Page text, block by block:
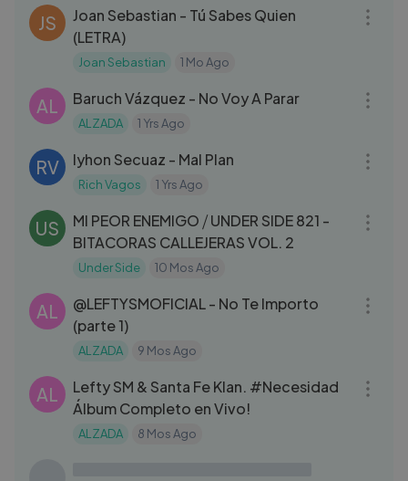
JS
Joan Sebastian - Tú Sabes Quien
(LETRA)
Joan Sebastian 1 Mo Ago
AL Baruch Vázquez - No Voy A Parar
ALZADA 1 Yrs Ago
RV Iyhon Secuaz - Mal Plan
Rich Vagos 1 Yrs Ago
US
MI PEOR ENEMIGO ⧸ UNDER SIDE 821 -
BITACORAS CALLEJERAS VOL. 2
Under Side 10 Mos Ago
AL
‪@LEFTYSMOFICIAL‬ - No Te Importo
(parte 1)
ALZADA 9 Mos Ago
AL
Lefty SM & Santa Fe Klan. #Necesidad
Álbum Completo en Vivo!
ALZADA 8 Mos Ago